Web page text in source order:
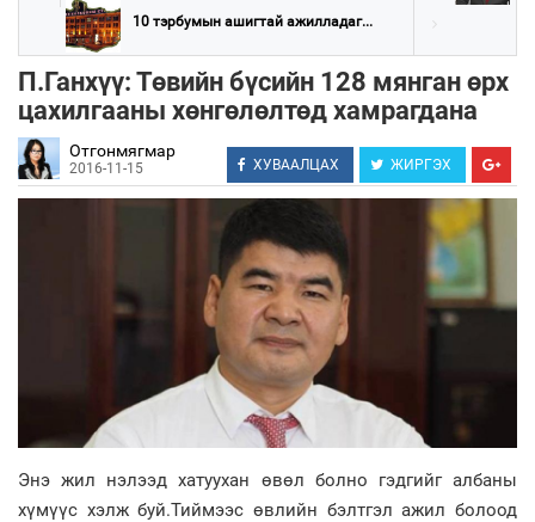
10 тэрбумын ашигтай ажилладаг...
П.Ганхүү: Төвийн бүсийн 128 мянган өрх
цахилгааны хөнгөлөлтөд хамрагдана
Отгонмягмар
2016-11-15 ХУВААЛЦАХ ЖИРГЭХ
Энэ жил нэлээд хатуухан өвөл болно гэдгийг албаны
хүмүүс хэлж буй.Тиймээс өвлийн бэлтгэл ажил болоод